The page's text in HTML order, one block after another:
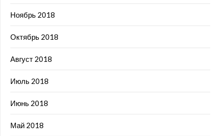
Ноябрь 2018
Октябрь 2018
Август 2018
Июль 2018
Июнь 2018
Май 2018